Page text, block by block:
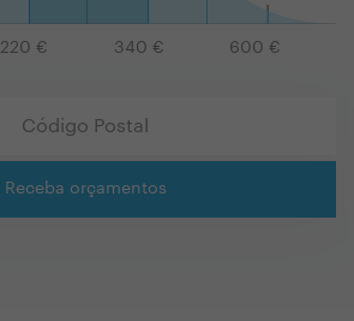
220 € 340 € 600 €
Receba orçamentos